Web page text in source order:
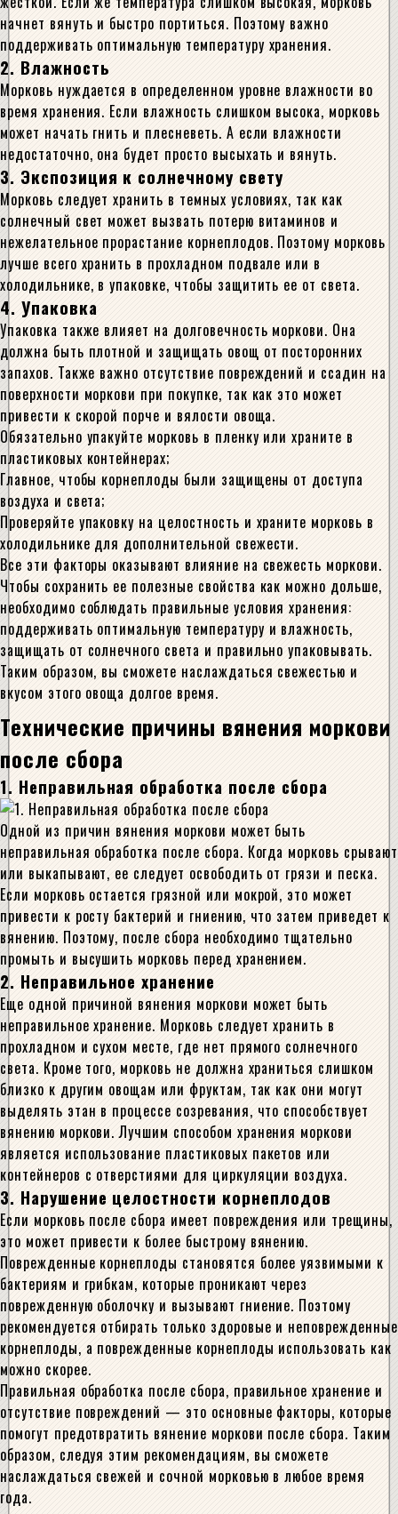
начнет вянуть и быстро портиться. Поэтому важно
поддерживать оптимальную температуру хранения.
2. Влажность
Морковь нуждается в определенном уровне влажности во
время хранения. Если влажность слишком высока, морковь
может начать гнить и плесневеть. А если влажности
недостаточно, она будет просто высыхать и вянуть.
3. Экспозиция к солнечному свету
Морковь следует хранить в темных условиях, так как
солнечный свет может вызвать потерю витаминов и
нежелательное прорастание корнеплодов. Поэтому морковь
лучше всего хранить в прохладном подвале или в
холодильнике, в упаковке, чтобы защитить ее от света.
4. Упаковка
Упаковка также влияет на долговечность моркови. Она
должна быть плотной и защищать овощ от посторонних
запахов. Также важно отсутствие повреждений и ссадин на
поверхности моркови при покупке, так как это может
привести к скорой порче и вялости овоща.
Обязательно упакуйте морковь в пленку или храните в
пластиковых контейнерах;
Главное, чтобы корнеплоды были защищены от доступа
воздуха и света;
Проверяйте упаковку на целостность и храните морковь в
холодильнике для дополнительной свежести.
Все эти факторы оказывают влияние на свежесть моркови.
Чтобы сохранить ее полезные свойства как можно дольше,
необходимо соблюдать правильные условия хранения:
поддерживать оптимальную температуру и влажность,
защищать от солнечного света и правильно упаковывать.
Таким образом, вы сможете наслаждаться свежестью и
вкусом этого овоща долгое время.
Технические причины вянения моркови
после сбора
1. Неправильная обработка после сбора
Одной из причин вянения моркови может быть
неправильная обработка после сбора. Когда морковь срывают
или выкапывают, ее следует освободить от грязи и песка.
Если морковь остается грязной или мокрой, это может
привести к росту бактерий и гниению, что затем приведет к
вянению. Поэтому, после сбора необходимо тщательно
промыть и высушить морковь перед хранением.
2. Неправильное хранение
Еще одной причиной вянения моркови может быть
неправильное хранение. Морковь следует хранить в
прохладном и сухом месте, где нет прямого солнечного
света. Кроме того, морковь не должна храниться слишком
близко к другим овощам или фруктам, так как они могут
выделять этан в процессе созревания, что способствует
вянению моркови. Лучшим способом хранения моркови
является использование пластиковых пакетов или
контейнеров с отверстиями для циркуляции воздуха.
3. Нарушение целостности корнеплодов
Если морковь после сбора имеет повреждения или трещины,
это может привести к более быстрому вянению.
Поврежденные корнеплоды становятся более уязвимыми к
бактериям и грибкам, которые проникают через
поврежденную оболочку и вызывают гниение. Поэтому
рекомендуется отбирать только здоровые и неповрежденные
корнеплоды, а поврежденные корнеплоды использовать как
можно скорее.
Правильная обработка после сбора, правильное хранение и
отсутствие повреждений — это основные факторы, которые
помогут предотвратить вянение моркови после сбора. Таким
образом, следуя этим рекомендациям, вы сможете
наслаждаться свежей и сочной морковью в любое время
года.